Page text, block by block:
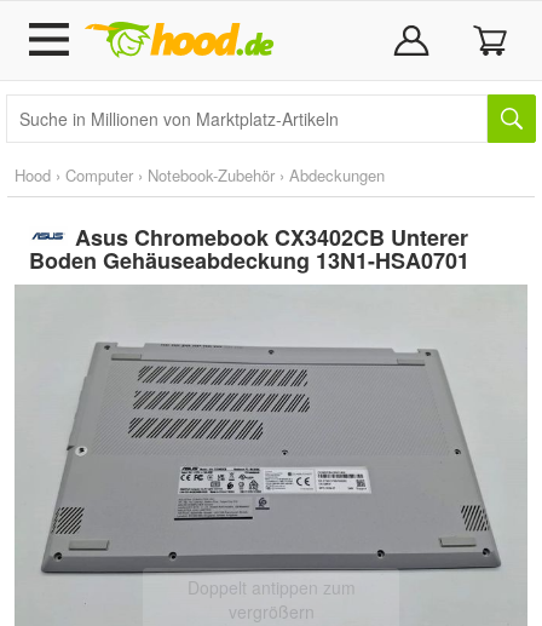
Hood › Computer › Notebook-Zubehör › Abdeckungen
Asus Chromebook CX3402CB Unterer
Boden Gehäuseabdeckung 13N1-HSA0701
Doppelt antippen zum
vergrößern